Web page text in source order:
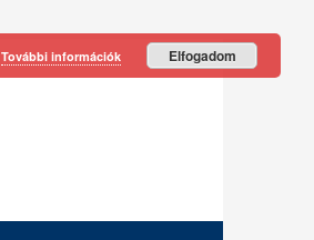
További információk Elfogadom